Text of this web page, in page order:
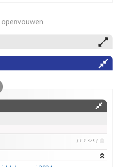
[ € 1 325 ]